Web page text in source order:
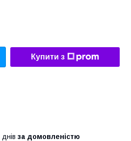
Купити з
за домовленістю